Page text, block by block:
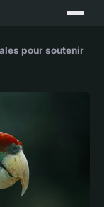
pour soutenir